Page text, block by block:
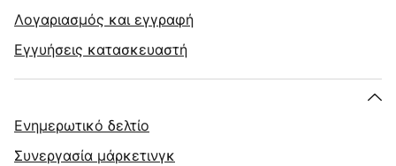
Λογαριασμός και εγγραφή
Εγγυήσεις κατασκευαστή
Ενημερωτικό δελτίο
Συνεργασία μάρκετινγκ